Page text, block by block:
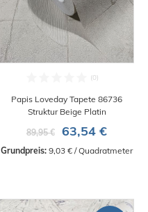
Papis Loveday Tapete 86736
Struktur Beige Platin
89,95 €
63,54 €
Grundpreis: 9,03 € / Quadratmeter